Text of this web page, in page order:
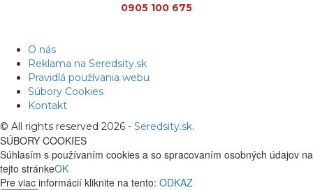
0905 100 675
O nás
Reklama na Seredsity.sk
Pravidlá používania webu
Súbory Cookies
Kontakt
© All rights reserved 2026 - Seredsity.sk.
SÚBORY COOKIES
Súhlasím s používaním cookies a so spracovaním osobných údajov na
tejto stránkeOK
Pre viac informácií kliknite na tento: ODKAZ